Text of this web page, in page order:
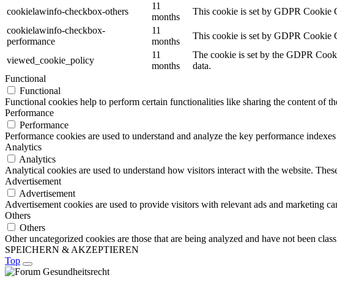
cookielawinfo-checkbox-others
11
months
This cookie is set by GDPR Cookie
cookielawinfo-checkbox-
performance
11
months
This cookie is set by GDPR Cookie
viewed_cookie_policy
11
months
The cookie is set by the GDPR
data.
Functional
Functional
Functional cookies help to perform certain functionalities like sharing the content of
Performance
Performance
Performance cookies are used to understand and analyze the key performance
Analytics
Analytics
Analytical cookies are used to understand how visitors interact with the website.
Advertisement
Advertisement
Advertisement cookies are used to provide visitors with relevant ads and marketing
Others
Others
Other uncategorized cookies are those that are being analyzed and have not been
SPEICHERN & AKZEPTIEREN
Top